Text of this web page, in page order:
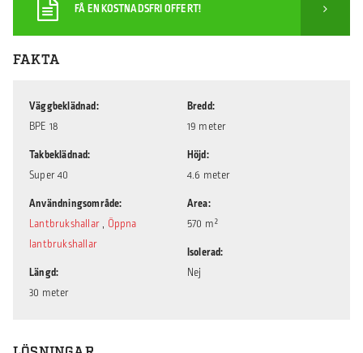
FÅ EN KOSTNADSFRI OFFERT!
FAKTA
Väggbeklädnad
BPE 18
Takbeklädnad
Super 40
Användningsområde
Lantbrukshallar , Öppna
lantbrukshallar
Längd
30 meter
Bredd
19 meter
Höjd
4.6 meter
Area
570 m²
Isolerad
Nej